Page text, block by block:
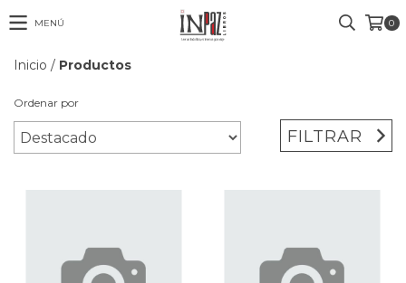
MENÚ 0
Inicio / Productos
Ordenar por
FILTRAR